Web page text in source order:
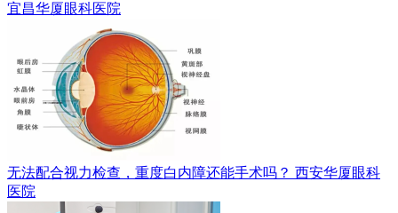
宜昌华厦眼科医院
无法配合视力检查，重度白内障还能手术吗？ 西安华厦眼科
医院